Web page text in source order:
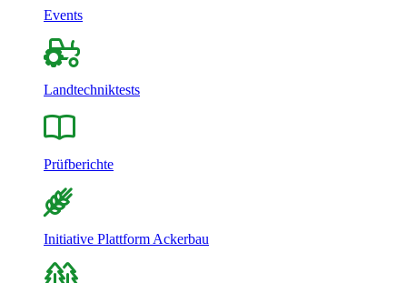
Events
Landtechniktests
Prüfberichte
Initiative Plattform Ackerbau